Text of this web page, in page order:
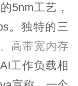
5nm工艺，
。独特的三
高带宽内存
工作负载相